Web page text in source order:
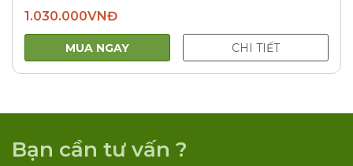
1.030.000VNĐ
MUA NGAY CHI TIẾT
Bạn cần tư vấn ?